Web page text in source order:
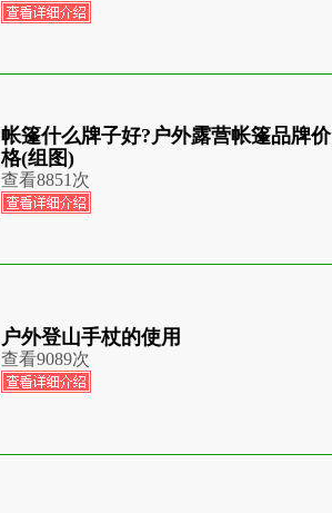
帐篷什么牌子好?户外露营帐篷品牌价
格(组图)
查看8851次
户外登山手杖的使用
查看9089次